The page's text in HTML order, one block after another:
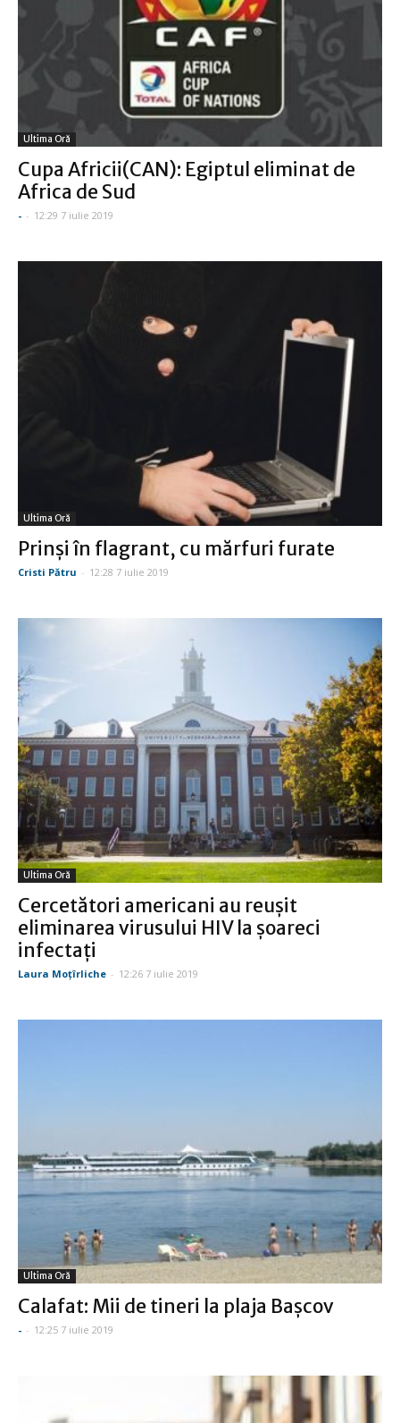
Ultima Oră
Cupa Africii(CAN): Egiptul eliminat de
Africa de Sud
- - 12:29 7 iulie 2019
Ultima Oră
Prinşi în flagrant, cu mărfuri furate
Cristi Pătru - 12:28 7 iulie 2019
Ultima Oră
Cercetători americani au reuşit
eliminarea virusului HIV la şoareci
infectaţi
Laura Moţîrliche - 12:26 7 iulie 2019
Ultima Oră
Calafat: Mii de tineri la plaja Başcov
- - 12:25 7 iulie 2019